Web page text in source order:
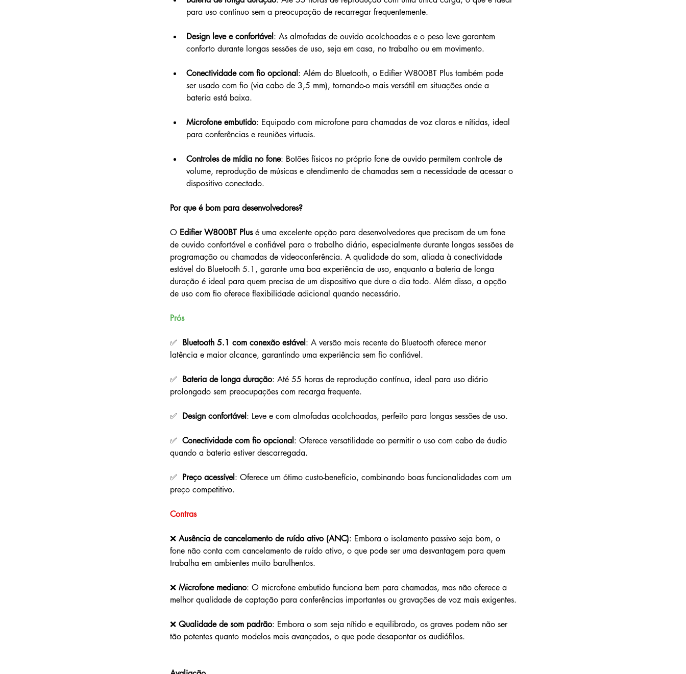
para uso contínuo sem a preocupação de recarregar frequentemente.
Design leve e confortável: As almofadas de ouvido acolchoadas e o peso leve garantem
conforto durante longas sessões de uso, seja em casa, no trabalho ou em movimento.
Conectividade com fio opcional : Além do Bluetooth, o Edifier W800BT Plus também pode
ser usado com fio (via cabo de 3,5 mm), tornando-o mais versátil em situações onde a
bateria está baixa.
Microfone embutido: Equipado com microfone para chamadas de voz claras e nítidas, ideal
para conferências e reuniões virtuais.
Controles de mídia no fone: Botões físicos no próprio fone de ouvido permitem controle de
volume, reprodução de músicas e atendimento de chamadas sem a necessidade de acessar o
dispositivo conectado.
Por que é bom para desenvolvedores?
O Edifier W800BT Plus é uma excelente opção para desenvolvedores que precisam de um fone
de ouvido confortável e confiável para o trabalho diário, especialmente durante longas sessões de
programação ou chamadas de videoconferência. A qualidade do som, aliada à conectividade
estável do Bluetooth 5.1, garante uma boa experiência de uso, enquanto a bateria de longa
duração é ideal para quem precisa de um dispositivo que dure o dia todo. Além disso, a opção
de uso com fio oferece flexibilidade adicional quando necessário.
Prós
✅ Bluetooth 5.1 com conexão estável: A versão mais recente do Bluetooth oferece menor
latência e maior alcance, garantindo uma experiência sem fio confiável.
✅ Bateria de longa duração: Até 55 horas de reprodução contínua, ideal para uso diário
prolongado sem preocupações com recarga frequente.
✅ Design confortável: Leve e com almofadas acolchoadas, perfeito para longas sessões de uso.
✅ Conectividade com fio opcional : Oferece versatilidade ao permitir o uso com cabo de áudio
quando a bateria estiver descarregada.
✅ Preço acessível: Oferece um ótimo custo-benefício, combinando boas funcionalidades com um
preço competitivo.
Contras
❌ Ausência de cancelamento de ruído ativo (ANC): Embora o isolamento passivo seja bom, o
fone não conta com cancelamento de ruído ativo, o que pode ser uma desvantagem para quem
trabalha em ambientes muito barulhentos.
❌ Microfone mediano: O microfone embutido funciona bem para chamadas, mas não oferece a
melhor qualidade de captação para conferências importantes ou gravações de voz mais exigentes.
❌ Qualidade de som padrão: Embora o som seja nítido e equilibrado, os graves podem não ser
tão potentes quanto modelos mais avançados, o que pode desapontar os audiófilos.